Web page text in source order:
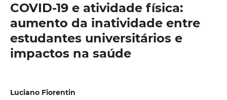
COVID-19 e atividade física:
aumento da inatividade entre
estudantes universitários e
impactos na saúde
Luciano Fiorentin